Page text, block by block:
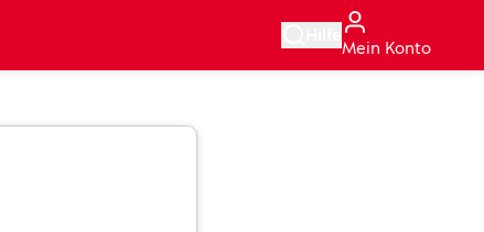
Mein Konto